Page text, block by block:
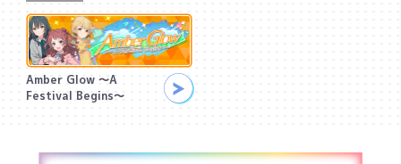
Amber Glow ～A
Festival Begins～